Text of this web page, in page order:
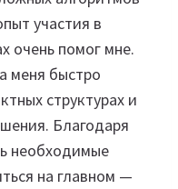
участия в
очень помог мне.
меня быстро
структурах и
Благодаря
необходимые
на главном —